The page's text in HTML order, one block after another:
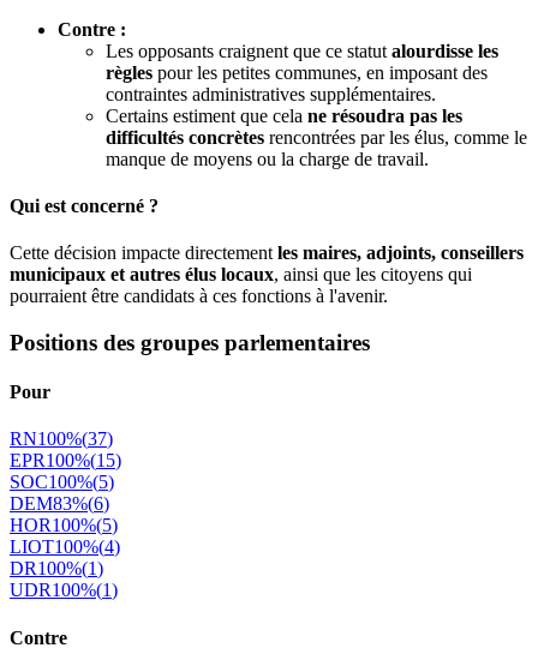
Contre :
Les opposants craignent que ce statut alourdisse les
règles pour les petites communes, en imposant des
contraintes administratives supplémentaires.
Certains estiment que cela ne résoudra pas les
difficultés concrètes rencontrées par les élus, comme le
manque de moyens ou la charge de travail.
Qui est concerné ?
Cette décision impacte directement les maires, adjoints, conseillers
municipaux et autres élus locaux, ainsi que les citoyens qui
pourraient être candidats à ces fonctions à l'avenir.
Positions des groupes parlementaires
Pour
RN100%(37)
EPR100%(15)
SOC100%(5)
DEM83%(6)
HOR100%(5)
LIOT100%(4)
DR100%(1)
UDR100%(1)
Contre